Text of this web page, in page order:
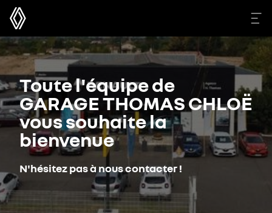
Toute l'équipe de
GARAGE THOMAS CHLOË
vous souhaite la
bienvenue
N'hésitez pas à nous contacter !